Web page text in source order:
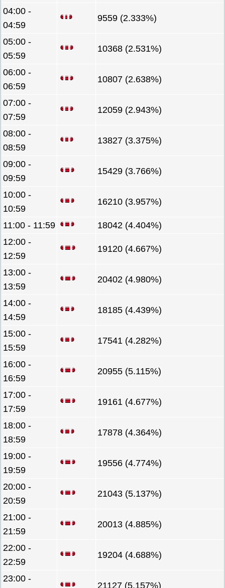
04:00 -
04:59
9559 (2.333%)
05:00 -
05:59
10368 (2.531%)
06:00 -
06:59
10807 (2.638%)
07:00 -
07:59
12059 (2.943%)
08:00 -
08:59
13827 (3.375%)
09:00 -
09:59
15429 (3.766%)
10:00 -
10:59
16210 (3.957%)
11:00 - 11:59
18042 (4.404%)
12:00 -
12:59
19120 (4.667%)
13:00 -
13:59
20402 (4.980%)
14:00 -
14:59
18185 (4.439%)
15:00 -
15:59
17541 (4.282%)
16:00 -
16:59
20955 (5.115%)
17:00 -
17:59
19161 (4.677%)
18:00 -
18:59
17878 (4.364%)
19:00 -
19:59
19556 (4.774%)
20:00 -
20:59
21043 (5.137%)
21:00 -
21:59
20013 (4.885%)
22:00 -
22:59
19204 (4.688%)
23:00 -
21127 (5.157%)